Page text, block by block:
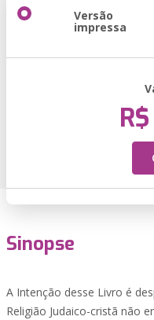
Versão
impressa
Sinopse
A Intenção desse Livro é
Religião Judaico-cristã não